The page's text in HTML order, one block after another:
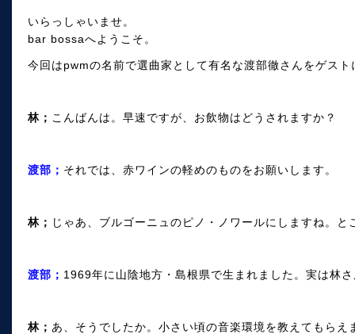
いらっしゃいませ。
bar bossaへようこそ。
今回はpwmの名前で選曲家として有名な渡部徹さんをゲスト
林； こんばんは。早速ですが、お飲物はどうされますか？
渡部； それでは、赤ワインの軽めのものをお願いします。
林； じゃあ、ブルゴーニュのピノ・ノワールにしますね。と
渡部； 1969年に山陰地方・島根県で生まれました。実は林
林； あ、そうでしたか。小さい頃の音楽環境を教えてもらえ